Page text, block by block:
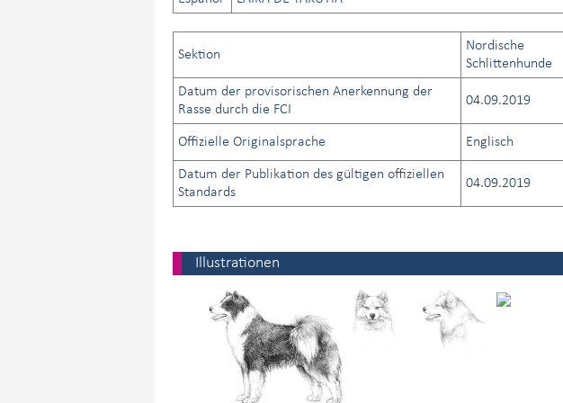
Sektion
Nordische
Schlittenhunde
Datum der provisorischen Anerkennung der
Rasse durch die FCI
04.09.2019
Offizielle Originalsprache Englisch
Datum der Publikation des gültigen offiziellen
Standards
04.09.2019
Illustrationen